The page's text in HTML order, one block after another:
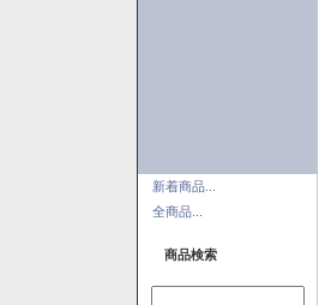
新着商品...
全商品...
商品検索